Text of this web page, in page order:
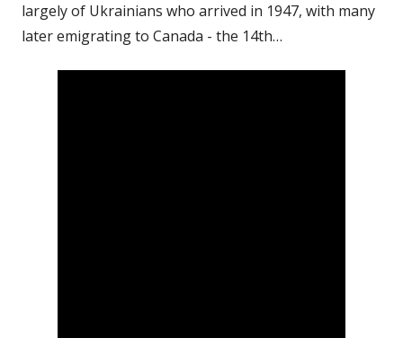
largely of Ukrainians who arrived in 1947, with many
later emigrating to Canada - the 14th…